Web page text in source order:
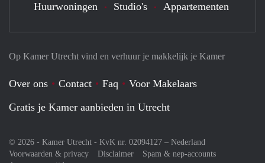
Op Kamer Utrecht vind en verhuur je makkelijk je Kamer
Over ons Contact Faq
Voor Makelaars
Gratis je Kamer aanbieden in Utrecht
© 2026 - Kamer Utrecht - KvK nr. 02094127 – Nederland
Voorwaarden & privacy
Disclaimer
Spam & nep-accounts
Huurwoningen Studio's Appartementen